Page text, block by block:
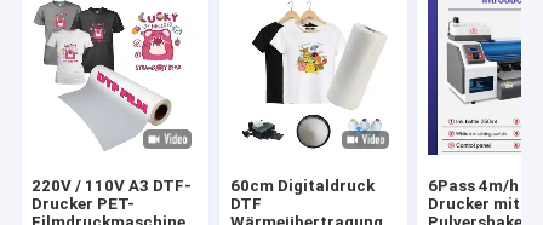
220V / 110V A3 DTF-
Drucker PET-
60cm Digitaldruck
DTF
6Pass 4m/h
Drucker mit